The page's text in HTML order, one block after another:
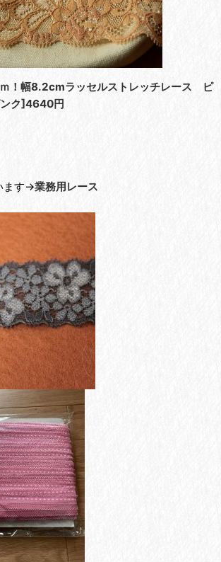
ｍ！幅8.2cmラッセルストレッチレース ピ
ク]4640円
ます→業務用レース